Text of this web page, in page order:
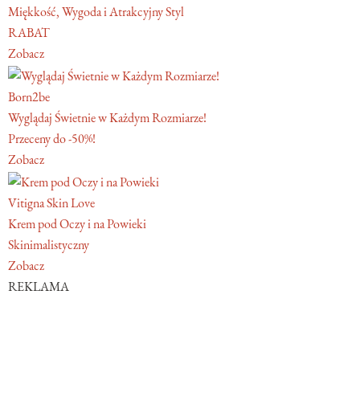
Miękkość, Wygoda i Atrakcyjny Styl
RABAT
Zobacz
Born2be
Wyglądaj Świetnie w Każdym Rozmiarze!
Przeceny do -50%!
Zobacz
Vitigna Skin Love
Krem pod Oczy i na Powieki
Skinimalistyczny
Zobacz
REKLAMA